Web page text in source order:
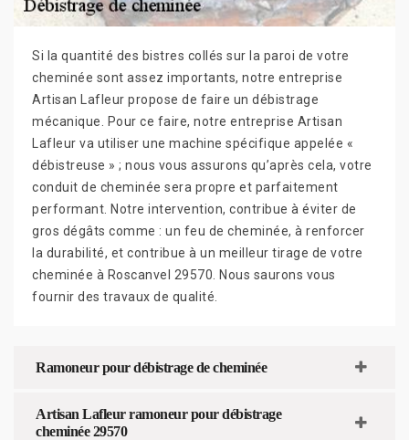
Si la quantité des bistres collés sur la paroi de votre
cheminée sont assez importants, notre entreprise
Artisan Lafleur propose de faire un débistrage
mécanique. Pour ce faire, notre entreprise Artisan
Lafleur va utiliser une machine spécifique appelée «
débistreuse » ; nous vous assurons qu’après cela, votre
conduit de cheminée sera propre et parfaitement
performant. Notre intervention, contribue à éviter de
gros dégâts comme : un feu de cheminée, à renforcer
la durabilité, et contribue à un meilleur tirage de votre
cheminée à Roscanvel 29570. Nous saurons vous
fournir des travaux de qualité.
Ramoneur pour débistrage de cheminée
Artisan Lafleur ramoneur pour débistrage
cheminée 29570